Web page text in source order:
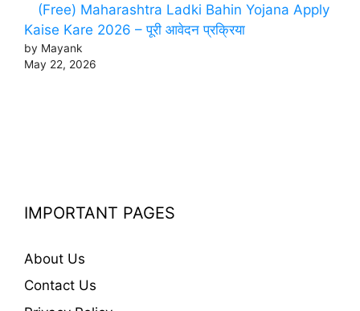
(Free) Maharashtra Ladki Bahin Yojana Apply
Kaise Kare 2026 – पूरी आवेदन प्रक्रिया
by Mayank
May 22, 2026
IMPORTANT PAGES
About Us
Contact Us